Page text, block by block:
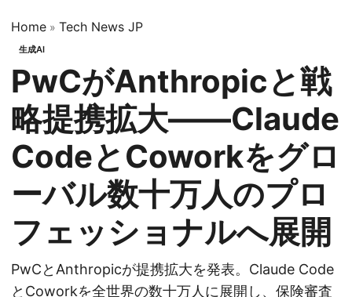
Home » Tech News JP
生成AI
PwCがAnthropicと戦
略提携拡大——Claude
CodeとCoworkをグロ
ーバル数十万人のプロ
フェッショナルへ展開
PwCとAnthropicが提携拡大を発表。Claude Code
とCoworkを全世界の数十万人に展開し、保険審査